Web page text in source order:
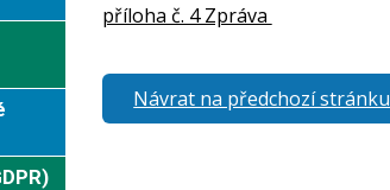
příloha č. 4 Zpráva
Návrat na předchozí stránku